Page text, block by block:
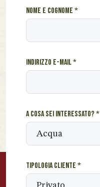
Nome e cognome *
Indirizzo e-mail*
A cosa sei interessato?*
Tipologia cliente *